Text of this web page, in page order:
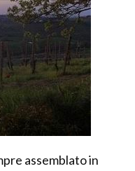
assemblato in